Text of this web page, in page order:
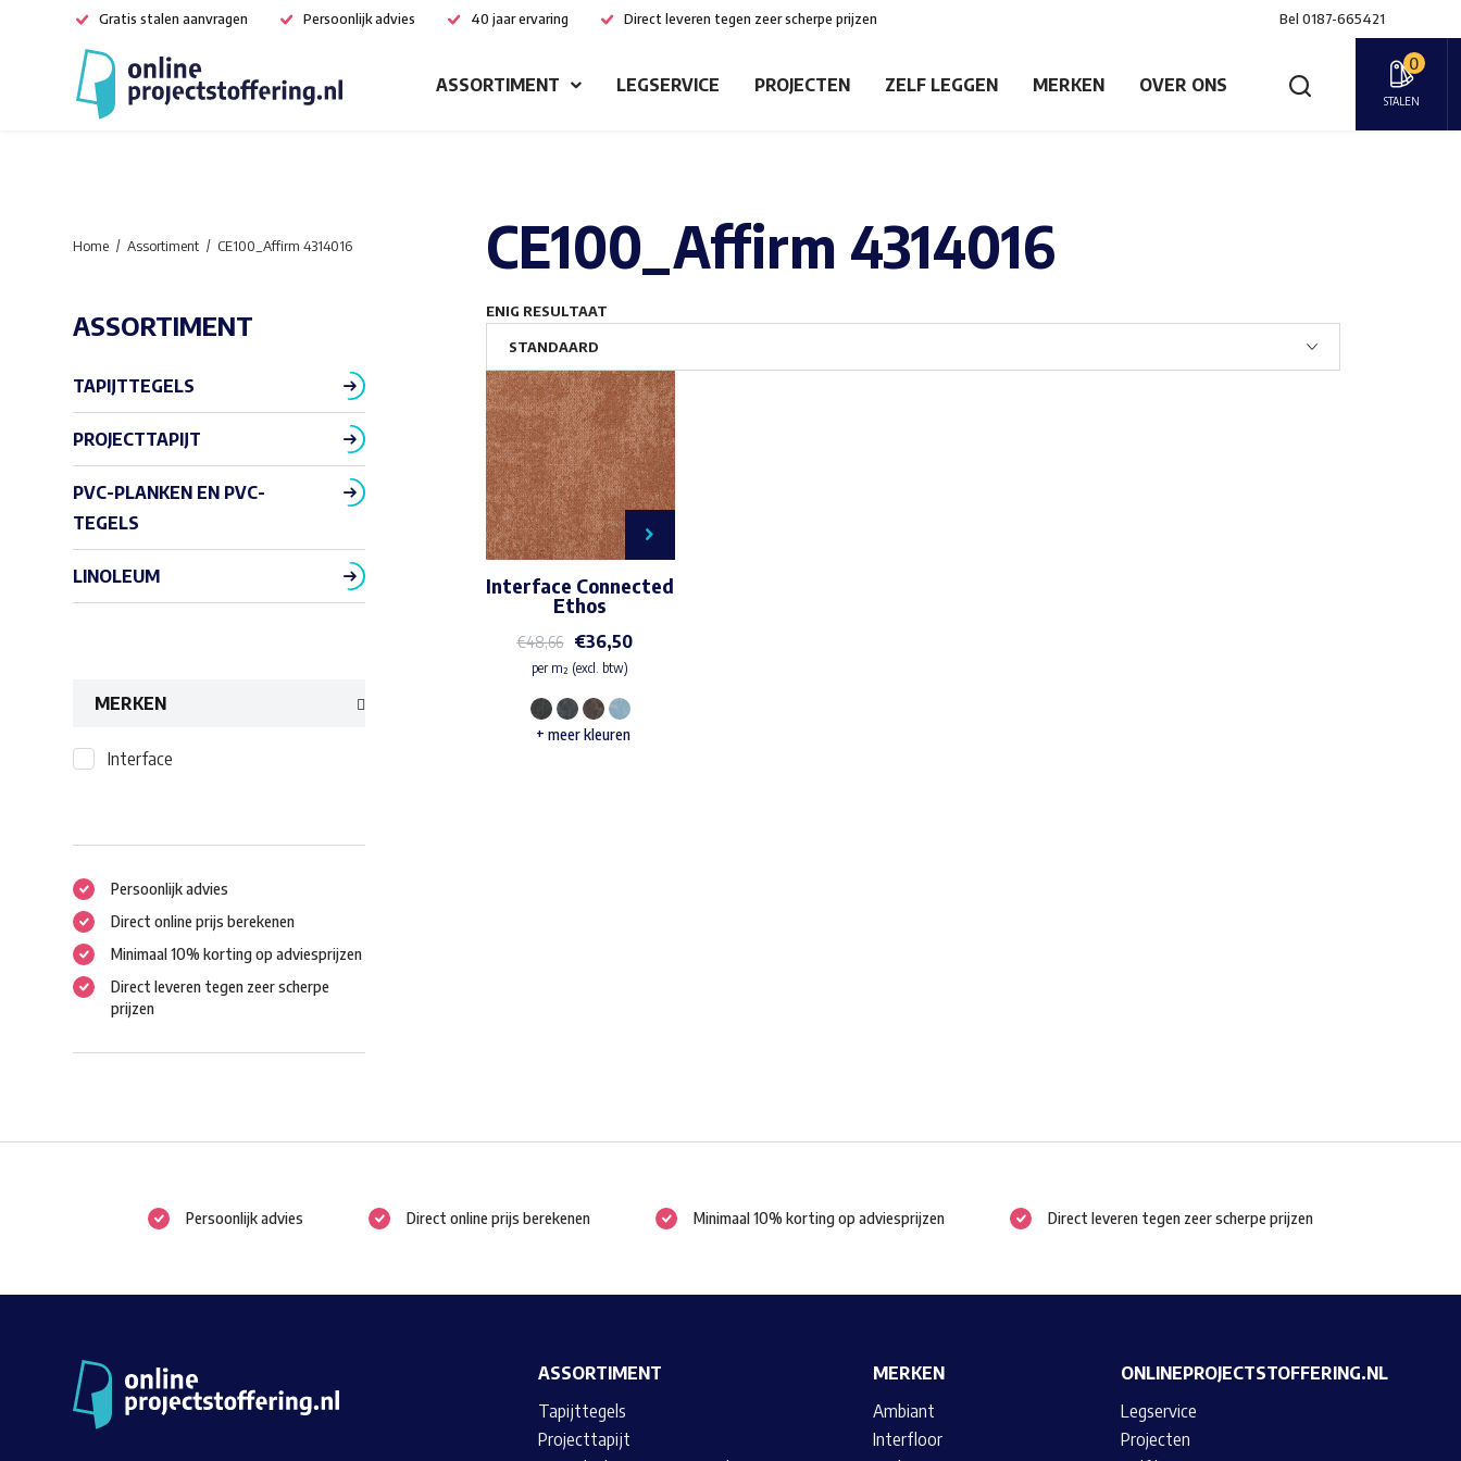
Gratis stalen aanvragen Persoonlijk advies 40 jaar ervaring Direct leveren tegen zeer scherpe prijzen Bel 0187-665421
ASSORTIMENT LEGSERVICE PROJECTEN ZELF LEGGEN MERKEN OVER ONS
0
STALEN
CE100_Affirm 4314016
ENIG RESULTAAT
Interface Connected
Ethos
€48,66 €36,50
per m² (excl. btw)
Dit
+ meer kleuren
Home Assortiment CE100_Affirm 4314016
ASSORTIMENT
TAPIJTTEGELS
PROJECTTAPIJT
PVC-PLANKEN EN PVC-
TEGELS
LINOLEUM
MERKEN
Interface
Persoonlijk advies
Direct online prijs berekenen
Minimaal 10% korting op adviesprijzen
Direct leveren tegen zeer scherpe
prijzen
Persoonlijk advies Direct online prijs berekenen Minimaal 10% korting op adviesprijzen Direct leveren tegen zeer scherpe prijzen
ASSORTIMENT
Tapijttegels
Projecttapijt
MERKEN
Ambiant
Interfloor
ONLINEPROJECTSTOFFERING.NL
Legservice
Projecten